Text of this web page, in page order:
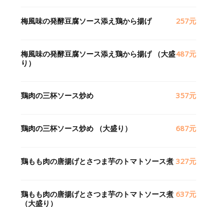
梅風味の発酵豆腐ソース添え鶏から揚げ 257元
梅風味の発酵豆腐ソース添え鶏から揚げ （大盛
り）
487元
鶏肉の三杯ソース炒め 357元
鶏肉の三杯ソース炒め （大盛り） 687元
鶏もも肉の唐揚げとさつま芋のトマトソース煮 327元
鶏もも肉の唐揚げとさつま芋のトマトソース煮
（大盛り）
637元